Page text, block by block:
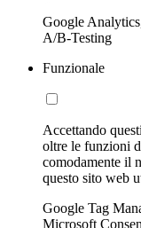
Google
A/B-Testing
Funzionale
Accettando
oltre le funzioni
comodamente il
questo sito web
Google Tag
Microsoft